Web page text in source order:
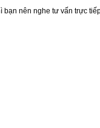
bạn nên nghe tư vấn trực